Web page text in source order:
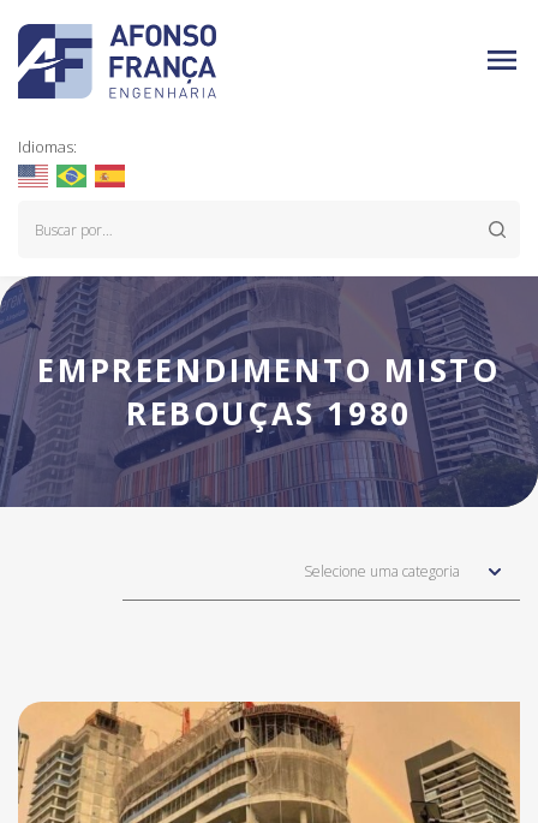
Idiomas:
EMPREENDIMENTO MISTO
REBOUÇAS 1980
Selecione uma categoria